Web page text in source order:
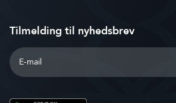
Tilmelding til nyhedsbrev